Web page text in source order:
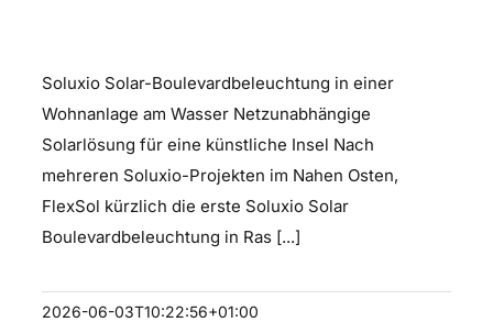
Soluxio Solar-Boulevardbeleuchtung in einer
Wohnanlage am Wasser Netzunabhängige
Solarlösung für eine künstliche Insel Nach
mehreren Soluxio-Projekten im Nahen Osten,
FlexSol kürzlich die erste Soluxio Solar
Boulevardbeleuchtung in Ras [...]
2026-06-03T10:22:56+01:00